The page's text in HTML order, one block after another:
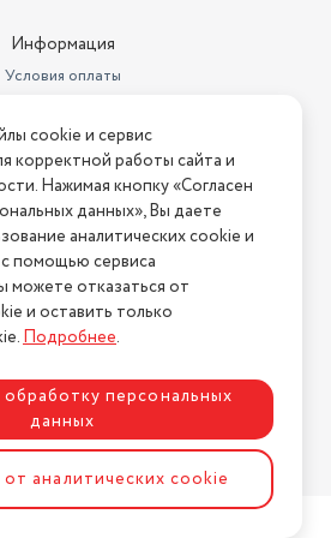
Информация
Условия оплаты
возврата
на сайте? Напишите нам
"АстМаркет". У нас есть всё!
конфиденциальности
сайтаASTDESIGN
cookie и сервис
корректной работы сайта и
Нажимая кнопку «Согласен
данных», Вы даете
аналитических cookie и
помощью сервиса
можете отказаться от
и оставить только
Подробнее.
обработку персональных
данных
аналитических cookie